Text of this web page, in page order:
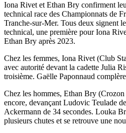
Iona Rivet et Ethan Bry confirment
technical race des Championnats de
Tranche-sur-Mer. Tous deux signent
technical, une première pour Iona
Ethan Bry après 2023.
Chez les femmes, Iona Rivet (Club
avec autorité devant la cadette Julia
troisième. Gaëlle Paponnaud
Chez les hommes, Ethan Bry
encore, devançant Ludovic Teulade
Ackermann de 34 secondes. Louka
plusieurs chutes et se retrouve une